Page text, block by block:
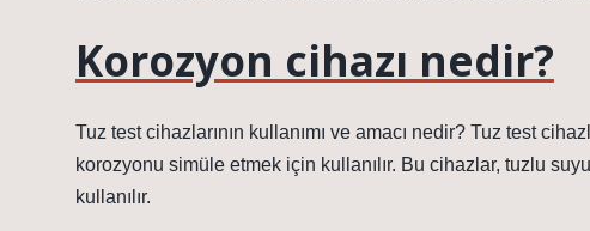
Korozyon cihazı nedir?
Tuz test cihazlarının kullanımı ve amacı nedir? Tuz test
korozyonu simüle etmek için kullanılır. Bu cihazlar, tuzlu
kullanılır.